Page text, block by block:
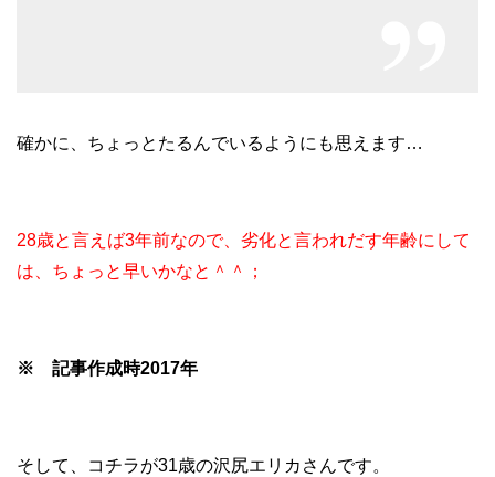
確かに、ちょっとたるんでいるようにも思えます…
28歳と言えば3年前なので、劣化と言われだす年齢にして
は、ちょっと早いかなと＾＾；
※ 記事作成時2017年
そして、コチラが31歳の沢尻エリカさんです。